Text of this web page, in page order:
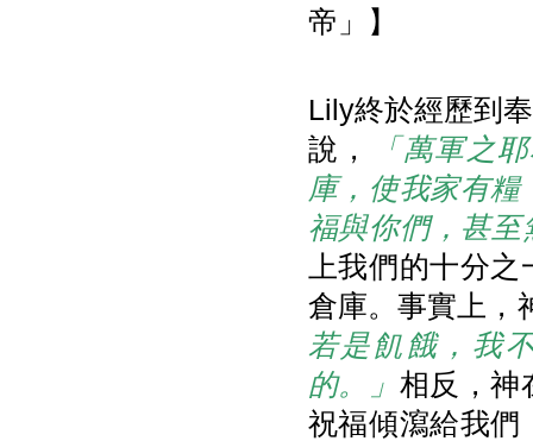
帝」】
Lily終於經歷到
說，
「萬軍之
庫，使我家有
福與你們，甚至
上我們的十分
倉庫。事實上，
若是飢餓，我
的。」 相反，神
祝福傾瀉給我們